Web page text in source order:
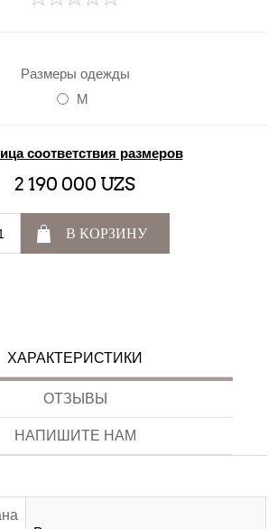
Размеры одежды
M
соответствия размеров
2 190 000 UZS
В КОРЗИНУ
ХАРАКТЕРИСТИКИ
ОТЗЫВЫ
НАПИШИТЕ НАМ